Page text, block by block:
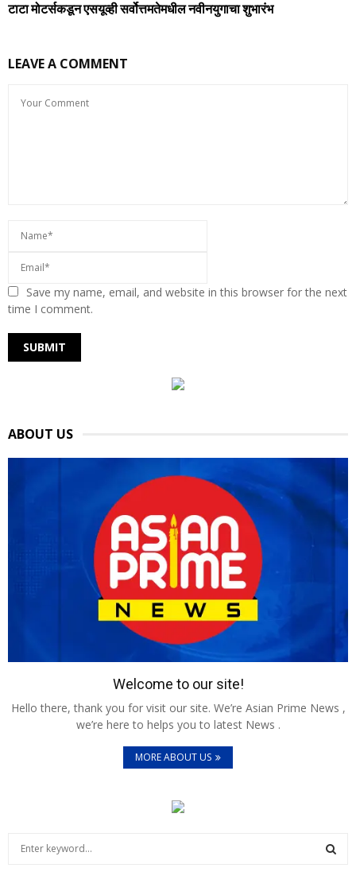
टाटा मोटर्सकडून एसयूव्‍ही सर्वोत्तमतेमधील नवीनयुगाचा शुभारंभ
LEAVE A COMMENT
Save my name, email, and website in this browser for the next
time I comment.
ABOUT US
Welcome to our site!
Hello there, thank you for visit our site. We’re Asian Prime News ,
we’re here to helps you to latest News .
MORE ABOUT US